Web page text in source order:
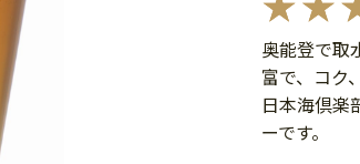
奥能登で取
富で、コク
日本海倶楽
ーです。